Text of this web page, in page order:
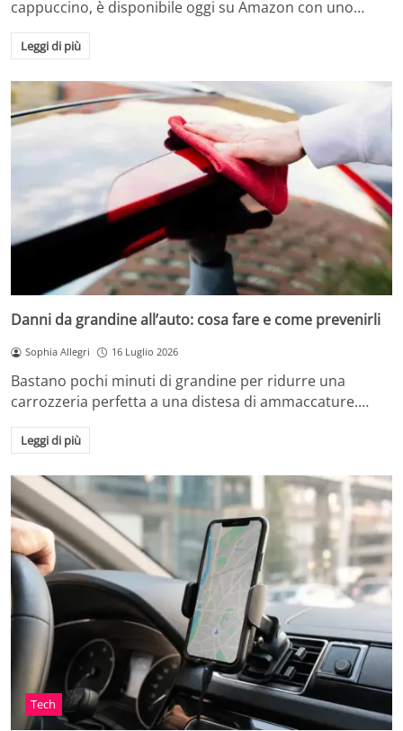
cappuccino, è disponibile oggi su Amazon con uno…
Leggi di più
Danni da grandine all’auto: cosa fare e come prevenirli
Sophia Allegri 16 Luglio 2026
Bastano pochi minuti di grandine per ridurre una
carrozzeria perfetta a una distesa di ammaccature.…
Leggi di più
Tech